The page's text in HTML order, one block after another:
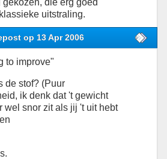
die erg goed
uitstraling.
op 13 Apr 2006
to improve"
de stof? (Puur
ik denk dat 't gewicht
wel snor zit als jij 't uit hebt